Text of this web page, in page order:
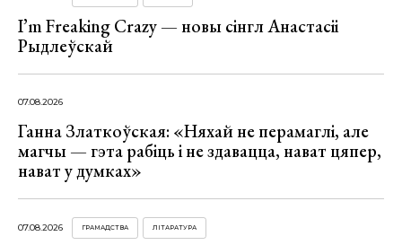
I’m Freaking Crazy — новы сінгл Анастасіі
Рыдлеўскай
07.08.2026
Ганна Златкоўская: «Няхай не перамаглі, але
магчы — гэта рабіць і не здавацца, нават цяпер,
нават у думках»
07.08.2026 ГРАМАДСТВА ЛІТАРАТУРА